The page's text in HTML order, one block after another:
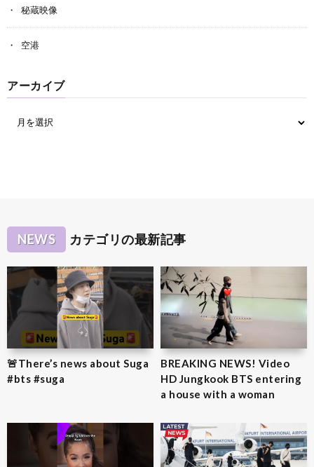
秘蔵映像
空港
アーカイブ
NEWS カテゴリの最新記事
🚨There’s news about Suga
#bts #suga
BREAKING NEWS! Video
HD Jungkook BTS entering
a house with a woman